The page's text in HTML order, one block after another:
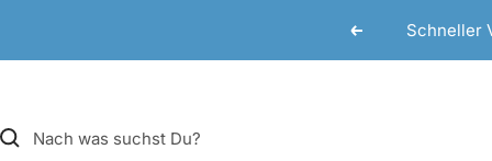
Inhalt
Zurück Schneller